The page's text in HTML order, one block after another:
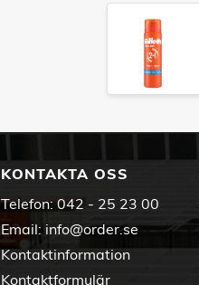
KONTAKTA OSS
Telefon: 042 - 25 23 00
Email: info@order.se
Kontaktinformation
Kontaktformulär